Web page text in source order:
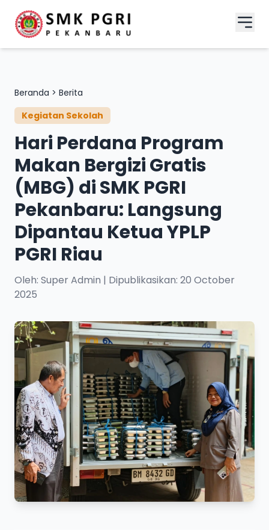
Beranda > Berita
Kegiatan Sekolah
Hari Perdana Program
Makan Bergizi Gratis
(MBG) di SMK PGRI
Pekanbaru: Langsung
Dipantau Ketua YPLP
PGRI Riau
Oleh: Super Admin | Dipublikasikan: 20 October
2025